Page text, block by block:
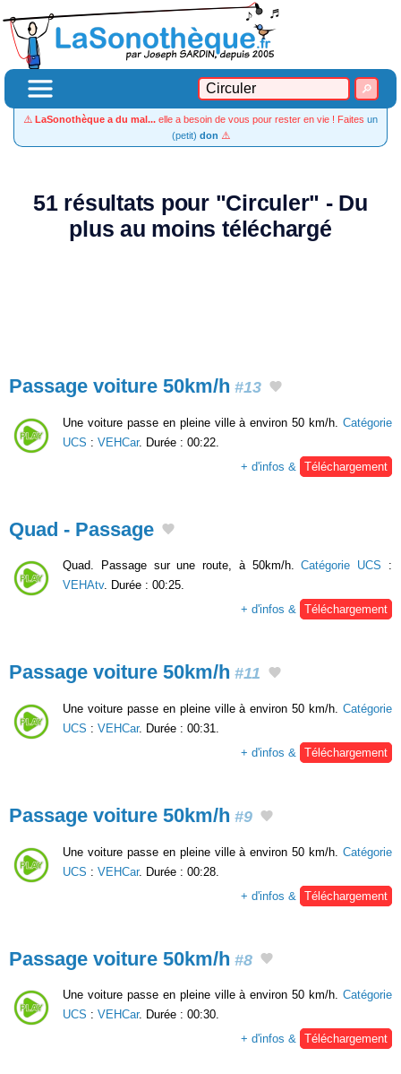
⚠️ LaSonothèque a du mal... elle a besoin de vous pour rester en vie ! Faites un
(petit) don ⚠️
51 résultats pour "Circuler" - Du
plus au moins téléchargé
Passage voiture 50km/h #13
Une voiture passe en pleine ville à environ 50 km/h. Catégorie
UCS : VEHCar. Durée : 00:22.
+ d'infos &
Téléchargement
Quad - Passage
Quad. Passage sur une route, à 50km/h.Catégorie UCS :
VEHAtv. Durée : 00:25.
+ d'infos & Téléchargement
Passage voiture 50km/h #11
Une voiture passe en pleine ville à environ 50 km/h. Catégorie
UCS : VEHCar. Durée : 00:31.
+ d'infos &
Téléchargement
Passage voiture 50km/h #9
Une voiture passe en pleine ville à environ 50 km/h. Catégorie
UCS : VEHCar. Durée : 00:28.
+ d'infos &
Téléchargement
Passage voiture 50km/h #8
Une voiture passe en pleine ville à environ 50 km/h. Catégorie
UCS : VEHCar. Durée : 00:30.
+ d'infos & Téléchargement